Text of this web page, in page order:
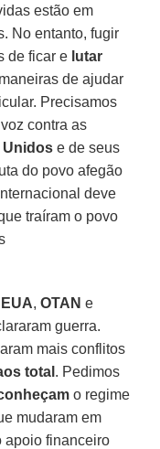
estão em
No entanto, fugir
de ficar e lutar
de ajudar
Precisamos
contra as
Unidos e de seus
do povo afegão
deve
traíram o povo
EUA,OTAN e
guerra.
mais conflitos
total . Pedimos
o regime
mudaram em
apoio financeiro